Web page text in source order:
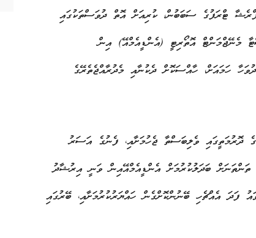
ޓްރަފުގެ ސަބަބުން، ކުރިއަށް އޮތް ދުވަސްތަކުގައި
މެނޭޖްމަންޓް އޮތޯރިޓީ (އެންޑީއެމްއޭ) އިން
މެޓް އޮފީހުން ލަފާކުރާ ގޮތުގައި މި މަހުގެ 13 ވަނަ ދުވަހާ ހަމައަށް، ހާއްސަކޮށް ދެކުނާއި މެދުރާއްޖެތެރޭގެ
ދޮރުމަތީގައި ވެލިބަސްތާ ޖެހުމަށާއި، ފެނުގެ އަސަރު
ބަދަލުކުރުމަށް އެންޑީއެމްއޭއިން ވަނީ އިރުޝާދު
ފަދަ އެއްޗެހި ބޭނުންކޮށްގެން ހައްޔަރުކުރުމަށާއި، ބޭރުގައި